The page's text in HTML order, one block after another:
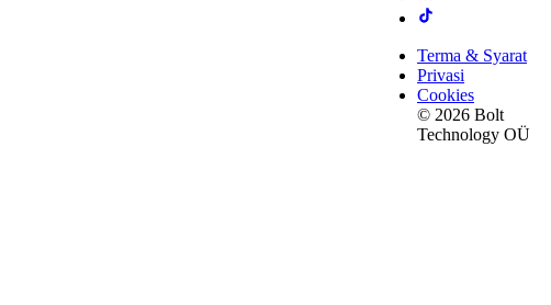
Terma & Syarat
Privasi
Cookies
© 2026 Bolt
Technology OÜ